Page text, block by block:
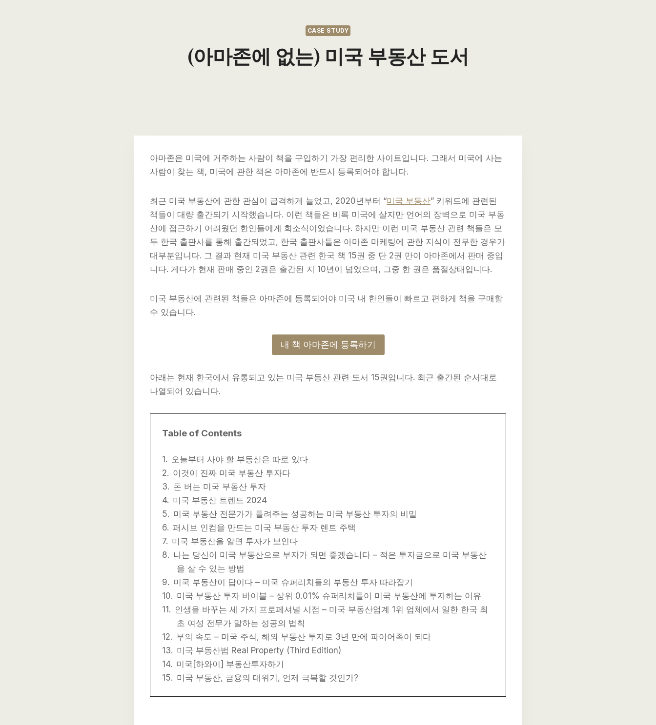
CASE STUDY
(아마존에 없는) 미국 부동산 도서
아마존은 미국에 거주하는 사람이 책을 구입하기 가장 편리한 사이트입니다. 그래서 미국에 사는
사람이 찾는 책, 미국에 관한 책은 아마존에 반드시 등록되어야 합니다.
최근 미국 부동산에 관한 관심이 급격하게 늘었고, 2020년부터 “미국 부동산” 키워드에 관련된
책들이 대량 출간되기 시작했습니다. 이런 책들은 비록 미국에 살지만 언어의 장벽으로 미국 부동
산에 접근하기 어려웠던 한인들에게 희소식이었습니다. 하지만 이런 미국 부동산 관련 책들은 모
두 한국 출판사를 통해 출간되었고, 한국 출판사들은 아마존 마케팅에 관한 지식이 전무한 경우가
대부분입니다. 그 결과 현재 미국 부동산 관련 한국 책 15권 중 단 2권 만이 아마존에서 판매 중입
니다. 게다가 현재 판매 중인 2권은 출간된 지 10년이 넘었으며, 그중 한 권은 품절상태입니다.
미국 부동산에 관련된 책들은 아마존에 등록되어야 미국 내 한인들이 빠르고 편하게 책을 구매할
수 있습니다.
내 책 아마존에 등록하기
아래는 현재 한국에서 유통되고 있는 미국 부동산 관련 도서 15권입니다. 최근 출간된 순서대로
나열되어 있습니다.
Table of Contents
오늘부터 사야 할 부동산은 따로 있다
이것이 진짜 미국 부동산 투자다
돈 버는 미국 부동산 투자
미국 부동산 트렌드 2024
미국 부동산 전문가가 들려주는 성공하는 미국 부동산 투자의 비밀
패시브 인컴을 만드는 미국 부동산 투자 렌트 주택
미국 부동산을 알면 투자가 보인다
나는 당신이 미국 부동산으로 부자가 되면 좋겠습니다 – 적은 투자금으로 미국 부동산
을 살 수 있는 방법
미국 부동산이 답이다 – 미국 슈퍼리치들의 부동산 투자 따라잡기
미국 부동산 투자 바이블 – 상위 0.01% 슈퍼리치들이 미국 부동산에 투자하는 이유
인생을 바꾸는 세 가지 프로페셔널 시점 – 미국 부동산업계 1위 업체에서 일한 한국 최
초 여성 전무가 말하는 성공의 법칙
부의 속도 – 미국 주식, 해외 부동산 투자로 3년 만에 파이어족이 되다
미국 부동산법 Real Property (Third Edition)
미국[하와이] 부동산투자하기
미국 부동산, 금융의 대위기, 언제 극복할 것인가?